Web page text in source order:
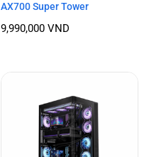
AX700 Super Tower
9,990,000 VND